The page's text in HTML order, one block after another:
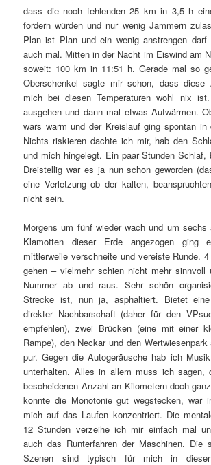
dass die noch fehlenden 25 km in 3,5 h
fordern würden und nur wenig Jammern
Plan ist Plan und ein wenig anstrengen
auch mal. Mitten in der Nacht im Eiswind am
soweit: 100 km in 11:51 h. Gerade mal so
Oberschenkel sagte mir schon, dass
mich bei diesen Temperaturen wohl nix
ausgehen und dann mal etwas Aufwärmen.
wars warm und der Kreislauf ging spontan in
Nichts riskieren dachte ich mir, hab den
und mich hingelegt. Ein paar Stunden Schlaf,
Dreistellig war es ja nun schon geworden
eine Verletzung ob der kalten,
nicht sein.
Morgens um fünf wieder wach und um
Klamotten dieser Erde angezogen
mittlerweile verschneite und vereiste Runde.
gehen – vielmehr schien nicht mehr sinnvoll
Nummer ab und raus. Sehr schön
Strecke ist, nun ja, asphaltiert. Bietet
direkter Nachbarschaft (daher für den
empfehlen), zwei Brücken (eine mit einer
Rampe), den Neckar und den
pur. Gegen die Autogeräusche hab ich
unterhalten. Alles in allem muss ich sagen,
bescheidenen Anzahl an Kilometern doch
konnte die Monotonie gut wegstecken, war
mich auf das Laufen konzentriert. Die
12 Stunden verzeihe ich mir einfach mal
auch das Runterfahren der Maschinen. Die
Szenen sind typisch für mich in